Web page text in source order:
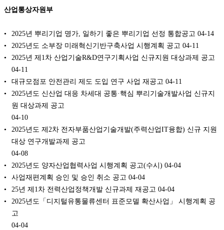
산업통상자원부
2025년 뿌리기업 명가, 일하기 좋은 뿌리기업 선정 통합공고 04-14
2025년도 소부장 미래혁신기반구축사업 시행계획 공고 04-11
2025년 제1차 산업기술R&D연구기획사업 신규지원 대상과제 공고
04-11
대규모점포 안전관리 제도 도입 연구 사업 재공고 04-11
2025년도 신산업 대응 차세대 공통·핵심 뿌리기술개발사업 신규지
원 대상과제 공고
04-10
2025년도 제2차 전자부품산업기술개발(주력산업IT융합) 신규 지원
대상 연구개발과제 공고
04-08
2025년도 양자산업협력사업 시행계획 공고(수시) 04-04
사업재편계획 승인 및 승인 취소 공고 04-04
25년 제1차 전력산업정책개발 신규과제 재공고 04-04
2025년도「디지털유통물류센터 표준모델 확산사업」 시행계획 공
고
04-04